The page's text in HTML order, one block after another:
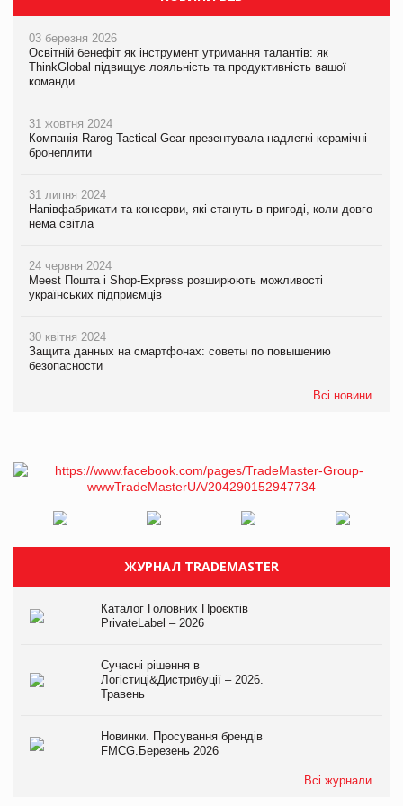
03 березня 2026
Освітній бенефіт як інструмент утримання талантів: як
ThinkGlobal підвищує лояльність та продуктивність вашої
команди
31 жовтня 2024
Компанія Rarog Tactical Gear презентувала надлегкі керамічні
бронеплити
31 липня 2024
Напівфабрикати та консерви, які стануть в пригоді, коли довго
нема світла
24 червня 2024
Meest Пошта і Shop-Express розширюють можливості
українських підприємців
30 квітня 2024
Защита данных на смартфонах: советы по повышению
безопасности
Всі новини
ЖУРНАЛ TRADEMASTER
Каталог Головних Проєктів
PrivateLabel – 2026
Сучасні рішення в
Логістиці&Дистрибуції – 2026.
Травень
Новинки. Просування брендів
FMCG.Березень 2026
Всі журнали